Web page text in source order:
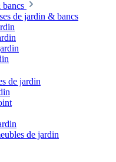
de jardin & bancs
de jardin
de jardin